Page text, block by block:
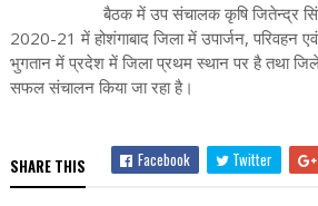
बैठक में उप संचालक कृषि जितेन्द्र सिंह ने
2020-21 में होशंगाबाद जिला में उपार्जन, परिवहन
भुगतान में प्रदेश में जिला प्रथम स्थान पर है तथा जिले
सफल संचालन किया जा रहा है।
SHARE THIS Facebook Twitter